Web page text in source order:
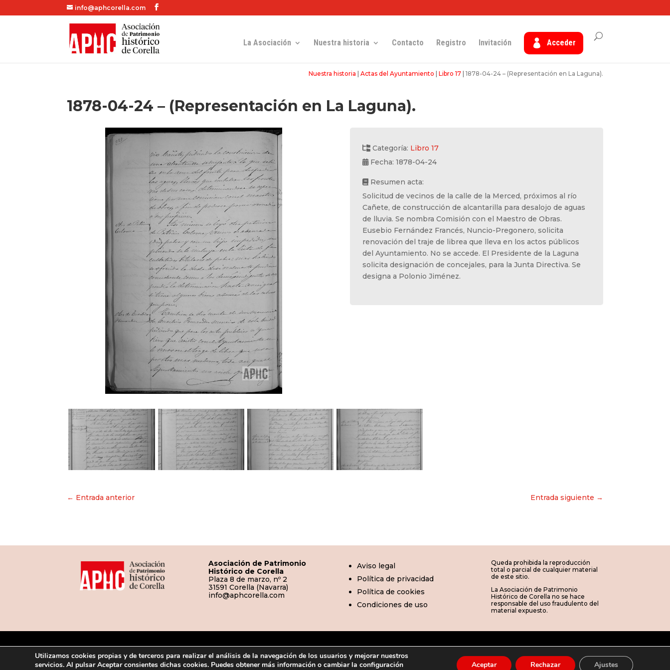
info@aphcorella.com
La Asociación Nuestra historia Contacto Registro Invitación Acceder
Nuestra historia Actas del Ayuntamiento Libro 17| 1878-04-24 – (Representación en La Laguna).
1878-04-24 – (Representación en La Laguna).
Categoría: Libro 17
Fecha: 1878-04-24
Resumen acta:
Solicitud de vecinos de la calle de la Merced, próximos al río
Cañete, de construcción de alcantarilla para desalojo de aguas
de lluvia. Se nombra Comisión con el Maestro de Obras.
Eusebio Fernández Francés, Nuncio-Pregonero, solicita
renovación del traje de librea que lleva en los actos públicos
del Ayuntamiento. No se accede. El Presidente de la Laguna
solicita designación de concejales, para la Junta Directiva. Se
designa a Polonio Jiménez.
Navegación
← Entrada anterior Entrada siguiente →
Asociación de Patrimonio
Histórico de Corella
Plaza 8 de marzo, nº 2
31591 Corella (Navarra)
info@aphcorella.com
Aviso legal
Política de privacidad
Política de cookies
Condiciones de uso
Queda prohibida la reproducción
total o parcial de cualquier material
de este sitio.
La Asociación de Patrimonio
Histórico de Corella no se hace
responsable del uso fraudulento del
material expuesto.

Utilizamos cookies propias y de terceros para realizar el análisis de la navegación de los usuarios y mejorar nuestros
servicios. Al pulsar Aceptar consientes dichas cookies. Puedes obtener más información o cambiar la configuración
Aceptar Rechazar Ajustes